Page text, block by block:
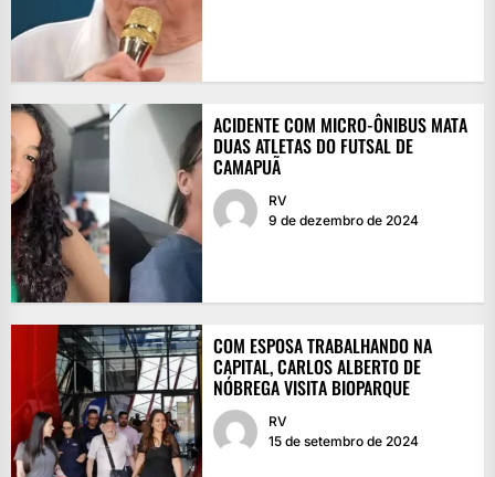
ACIDENTE COM MICRO-ÔNIBUS MATA
DUAS ATLETAS DO FUTSAL DE
CAMAPUÃ
RV
9 de dezembro de 2024
COM ESPOSA TRABALHANDO NA
CAPITAL, CARLOS ALBERTO DE
NÓBREGA VISITA BIOPARQUE
RV
15 de setembro de 2024